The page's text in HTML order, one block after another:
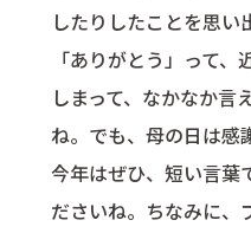
したりしたことを思
「ありがとう」って
しまって、なかなか言
ね。でも、母の日は感
今年はぜひ、短い言葉
ださいね。ちなみに、